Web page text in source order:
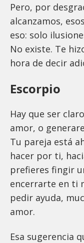
Pero, por
alcanzamos,
eso: solo
No existe. Te
hora de decir
Escorpio
Hay que ser
amor, o
Tu pareja está
hacer por ti,
prefieres fingir
encerrarte en ti
pedir ayuda,
amor.
Esa sugerencia